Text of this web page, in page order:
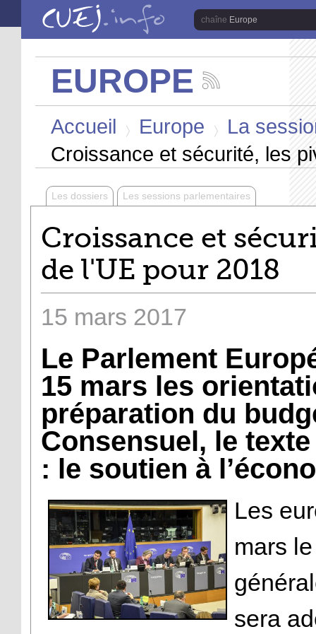
Aller au contenu principal
Europe
EUROPE
les
de
la
Europe
Accueil Europe
La
Croissance et sécurité, les
Les dossiers Les sessions parlementaires
Croissance et
de l'UE pour 2018
15 mars 2017
Le Parlement
15 mars les
préparation du
Consensuel, le
: le soutien à
Les
mars
sera